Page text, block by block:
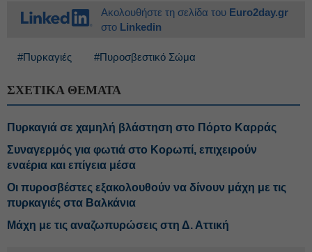
Ακολουθήστε τη σελίδα του Euro2day.gr
στο Linkedin
#Πυρκαγιές #Πυροσβεστικό Σώμα
ΣΧΕΤΙΚΑ ΘΕΜΑΤΑ
Πυρκαγιά σε χαμηλή βλάστηση στο Πόρτο Καρράς
Συναγερμός για φωτιά στο Κορωπί, επιχειρούν
εναέρια και επίγεια μέσα
Οι πυροσβέστες εξακολουθούν να δίνουν μάχη με τις
πυρκαγιές στα Βαλκάνια
Μάχη με τις αναζωπυρώσεις στη Δ. Αττική